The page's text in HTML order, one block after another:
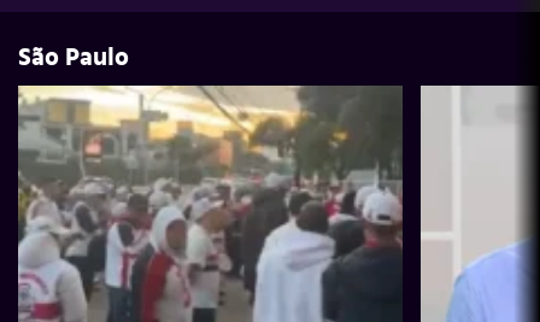
São Paulo